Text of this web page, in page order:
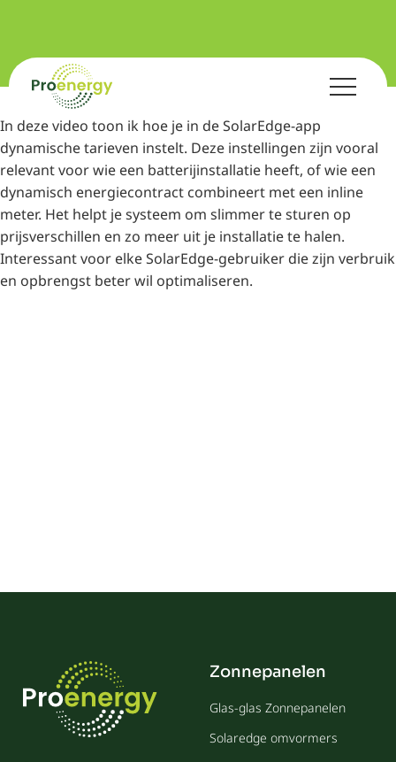
In deze video toon ik hoe je in de SolarEdge-app
dynamische tarieven instelt. Deze instellingen zijn vooral
relevant voor wie een batterijinstallatie heeft, of wie een
dynamisch energiecontract combineert met een inline
meter. Het helpt je systeem om slimmer te sturen op
prijsverschillen en zo meer uit je installatie te halen.
Interessant voor elke SolarEdge-gebruiker die zijn verbruik
en opbrengst beter wil optimaliseren.
Zonnepanelen
Glas-glas Zonnepanelen
Solaredge omvormers